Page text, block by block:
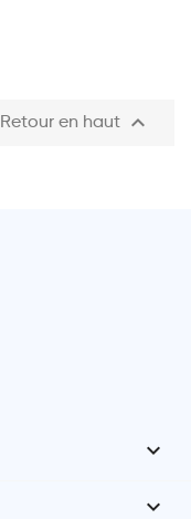
Retour en haut 

